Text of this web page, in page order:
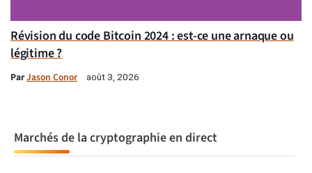
Révision du code Bitcoin 2024 : est-ce une arnaque ou
légitime ?
ParJason Conor août 3, 2026
Marchés de la cryptographie en direct